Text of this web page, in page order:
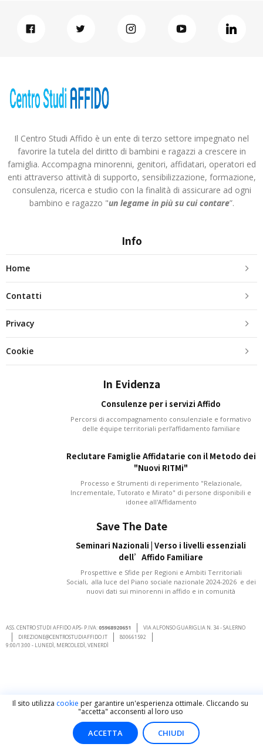
Il Centro Studi Affido è un ente di terzo settore impegnato nel
favorire la tutela del diritto di bambini e ragazzi a crescere in
famiglia. Accompagna minorenni, genitori, affidatari, operatori ed
enti attraverso attività di supporto, sensibilizzazione, formazione,
consulenza, ricerca e studio con la finalità di assicurare ad ogni
bambino e ragazzo "un legame in più su cui contare”.
Info
Home
Contatti
Privacy
Cookie
In Evidenza
Consulenze per i servizi Affido
Percorsi di accompagnamento consulenziale e formativo
delle équipe territoriali perl’affidamento familiare
Reclutare Famiglie Affidatarie con il Metodo dei
"Nuovi RITMi"
Processo e Strumenti di reperimento "Relazionale,
Incrementale, Tutorato e Mirato" di persone disponibili e
idonee all'Affidamento
Save The Date
Seminari Nazionali | Verso i livelli essenziali
dell’Affido Familiare
Prospettive e Sfide per Regioni e Ambiti Territoriali
Sociali, alla luce del Piano sociale nazionale 2024-2026 e dei
nuovi dati sui minorenni in affido e in comunità
ASS. CENTRO STUDI AFFIDO APS- P.IVA:05968920651
VIA ALFONSO GUARIGLIA N. 34 - SALERNO
DIREZIONE@CENTROSTUDIAFFIDO.IT
800661592
9:00/13:00 - LUNEDÌ, MERCOLEDÌ, VENERDÌ
Il sito utilizza cookie per garantire un'esperienza ottimale. Cliccando su
"accetta" acconsenti al loro uso
ACCETTA CHIUDI